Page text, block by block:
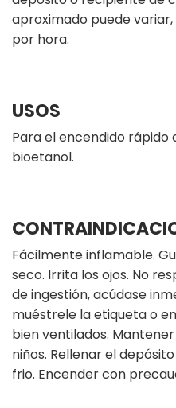
aproximado puede
por hora.
USOS
Para el encendido rápido
bioetanol.
Fácilmente inflamable.
seco. Irrita los ojos. No
de ingestión, acúdase
muéstrele la etiqueta o
bien ventilados.
niños. Rellenar el
frio. Encender con